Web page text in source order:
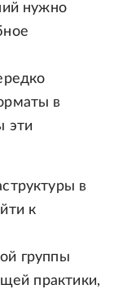
нужно
в
эти
в
к
группы
практики,